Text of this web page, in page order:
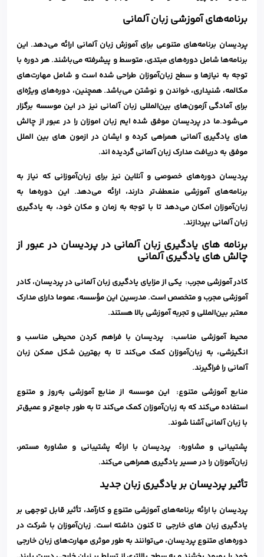
برنامه‌های آموزشی زبان آلمانی
پردیسان برنامه‌های متنوعی برای آموزش زبان آلمانی ارائه می‌دهد. این
برنامه‌ها شامل دوره‌های مبتدی، متوسط و پیشرفته می‌باشند. هر دوره با
توجه به نیازها و سطح زبان‌آموزان طراحی شده است و شامل مهارت‌های
مکالمه، شنیداری، خواندن و نوشتن می‌باشد. همچنین، دوره‌های ویژه‌ای
برای آمادگی آزمون‌های بین‌المللی زبان آلمانی نیز در این موسسه برگزار
می‌شود.ما در پردیسان موفق شده ایم زبان اموزان را در عبور از چالش
های یادگیری آلمانی همراهی کرده و ایشان در ازمون های بین الملل
موفق به دریافت مدارک زبان آلمانی گردیده اند.
پردیسان دوره‌های خصوصی و آنلاین نیز برای زبان‌آموزانی که نیاز به
برنامه‌های آموزشی منعطف‌تر دارند، ارائه می‌دهد. این دوره‌ها به
زبان‌آموزان امکان می‌دهد تا با توجه به زمان و مکان خود، به یادگیری
زبان آلمانی بپردازند.
برنامه های یادگیری زبان آلمانی در پردیسان در عبور از
چالش های یادگیری آلمانی
کادر آموزشی مجرب: یکی از مزایای یادگیری زبان آلمانی در پردیسان، کادر
آموزشی مجرب و متخصص است. مدرسین این مؤسسه، عموما دارای مدارک
معتبر بین‌المللی و تجربه آموزشی بالا هستند.
محیط آموزشی مناسب: پردیسان با فراهم کردن محیطی مناسب و
انگیزشی، به زبان‌آموزان کمک می‌کند تا به بهترین شکل ممکن زبان
آلمانی را فراگیرند.
منابع آموزشی متنوع: این موسسه از منابع آموزشی به‌روز و متنوع
استفاده می‌کند که به زبان‌آموزان کمک می‌کند تا به طور جامع‌تر و عمیق‌تر
با زبان آلمانی آشنا شوند.
پشتیبانی و مشاوره: پردیسان با ارائه پشتیبانی و مشاوره مستمر،
زبان‌آموزان را در مسیر یادگیری همراهی می‌کند.
تأثیر پردیسان بر یادگیری زبان جدید
پردیسان با ارائه برنامه‌های آموزشی متنوع و کارآمد، تأثیر قابل توجهی بر
یادگیری زبان های خارجی تا کنون داشته است. زبان‌آموزان با شرکت در
دوره‌های متنوع پردیسان، می‌توانند به طور موثری مهارت‌های زبان خارجی